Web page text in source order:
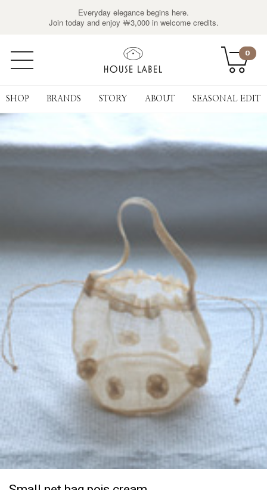
Everyday elegance begins here.
Join today and enjoy ￦3,000 in welcome credits.
0
SHOP BRANDS STORY ABOUT SEASONAL EDIT